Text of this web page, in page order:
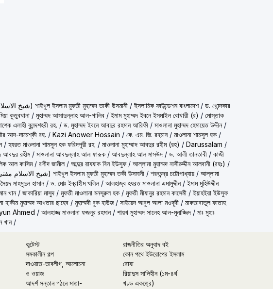
(شيخ الاسلام مفتي محمد تقي عثماني) শাইখুল ইসলাম মুফতী মুহাম্মদ তাকী উসমানী /ইসলামিক ফাউন্ডেশন বাংলাদেশ/ ড. খোন্দকার
কুতুবখানা / মুহাম্মদ আসাদুল্লাহ আল-গালিব /ইমাম মুহাম্মদ ইবনে ইসমাইল বোখারী (র) / মোস্তাক
এলাহী বুলন্দশহরী রহ. / ড. মুহাম্মদ ইবনে আবদুর রহমান আরিফী / মাওলানা মুহাম্মদ হেমায়েত উদ্দীন/
আদ-দামেশ্‌কী রহ. / Kazi Anower Hossain / কে. এম. জি. রহমান/ মাওলানা শামসুল হক /
/ হযরত মাওলানা শামসুল হক ফরিদপুরী রহ. / মাওলানা মুহাম্মাদ আবদুর রহীম (রহ) / Darussalam /
আবদুর রহীম/ মাওলানা আবদুল্লাহ আল ফারূক / আবদুল্লাহ আল মাসউদ / ড. আলী তানতাবী / কাজী
আল কাসিম/ রশীদ জামীল / আব্দুর রাযযাক বিন ইউসুফ/ আল্লামা মুহাম্মদ নাসীরুদ্দীন আলবানী (রহঃ) /
(شيخ الاسلام مفتي محمد تقي عثماني) শাইখুল ইসলাম মুফতী মুহাম্মদ তকী উসমানী / শরৎচন্দ্র চট্টোপাধ্যায় / আল্লামা
মাহমুদুল হাসান/ ড. মোঃ ইব্রাহীম খলিল / আলহাজ্ব হযরত মাওলানা এমামুদ্দীন/ইমাম মুহিউদ্দীন
খান/ জাকারিয়া মাসুদ / মুফতী মাওলানা মনসূরুল হক / মুফতী মীযানুর রহমান কাসেমী /ইয়াহইয়া ইউসুফ
হাকীম মুহাম্মদ আখতার ছাহেব / মুহাম্মদী বুক হাউজ/ সাইয়েদ আবুল আলা মওদূদী / মাকতাবাতুল ফাতাহ
Ahmed / আলহাজ্জ মাওলানা ফজলুর রহমান/ শায়খ মুহাম্মদ সালেহ আল-মুনাজ্জিদ / মাঃ মুহাঃ
খান/
কন্টেস্ট
সমকালীন গল্প
দাওয়াত-তাবলীগ, আলোচনা
ও ওয়াজ
আদর্শ সন্তান গঠনে মাতা-
রাজনীতির অনুবাদ বই
কোন পথে ইউরোপের ইসলাম
রোযা
রিয়াদুস সালিহীন (১ম-৪র্থ
খণ্ড একত্রে)